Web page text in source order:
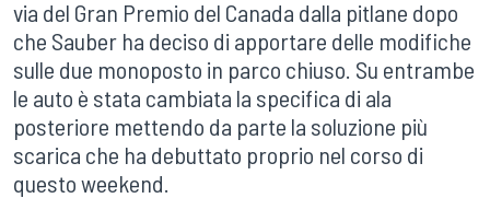
via del Gran Premio del Canada dalla pitlane dopo
che Sauber ha deciso di apportare delle modifiche
sulle due monoposto in parco chiuso. Su entrambe
le auto è stata cambiata la specifica di ala
posteriore mettendo da parte la soluzione più
scarica che ha debuttato proprio nel corso di
questo weekend.